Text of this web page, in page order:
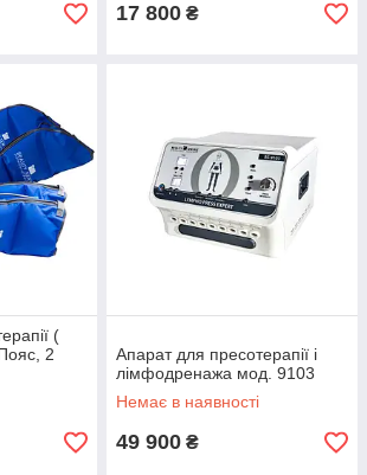
17 800 ₴
(
2
Апарат для пресотерапії і
лімфодренажа мод. 9103
Немає в наявності
49 900 ₴